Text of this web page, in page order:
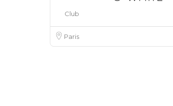
Favoris
Club
Paris